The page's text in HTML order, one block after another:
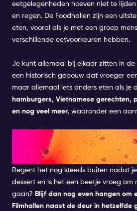
eetgelegenheden hoeven niet te
en regen. De Foodhallen zijn een
eten, vooral als je met een groep
verschillende eetvoorkeuren hebben.
Je kunt allemaal bij elkaar zitten in
een historisch gebouw dat vroeger
maar allemaal iets anders eten als je
hamburgers, Vietnamese gerechten,
en nog veel meer, waaronder een
EEN FILM KIJKEN
HOUSE BIOSCOOP
Regent het nog steeds buiten nadat
dessert en is het een beetje vroeg om
gaan? Blijf dan nog even hangen om
Filmhallen naast de deur in hetzelfde